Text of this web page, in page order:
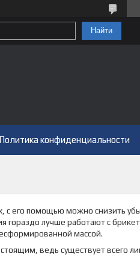
Найти
Политика конфиденциальности
его помощью можно снизить
гораздо лучше работают с
массой.
ведь существует всего